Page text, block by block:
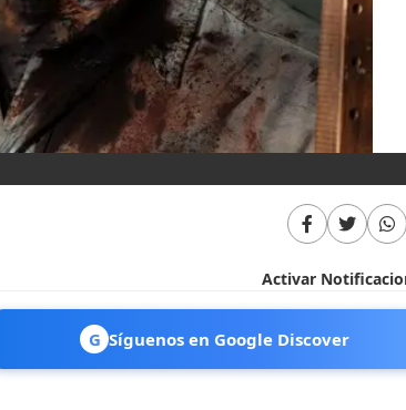
Activar
G Síguenos en Google Discover